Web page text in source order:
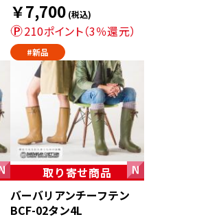
￥7,700 (税込)
210ポイント（3％還元）
#新品
取り寄せ商品
バーバリアンチーフテン
BCF-02タン4L